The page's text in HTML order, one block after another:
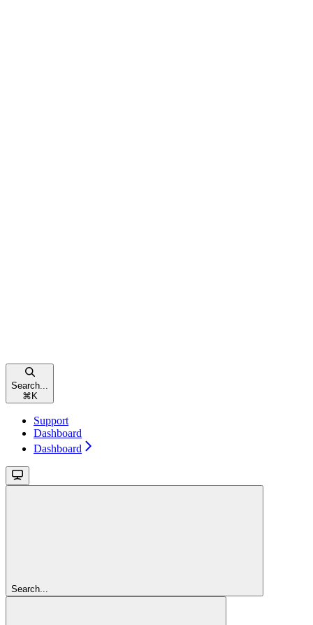
Search...
⌘ K
Support
Dashboard
Dashboard
Search...